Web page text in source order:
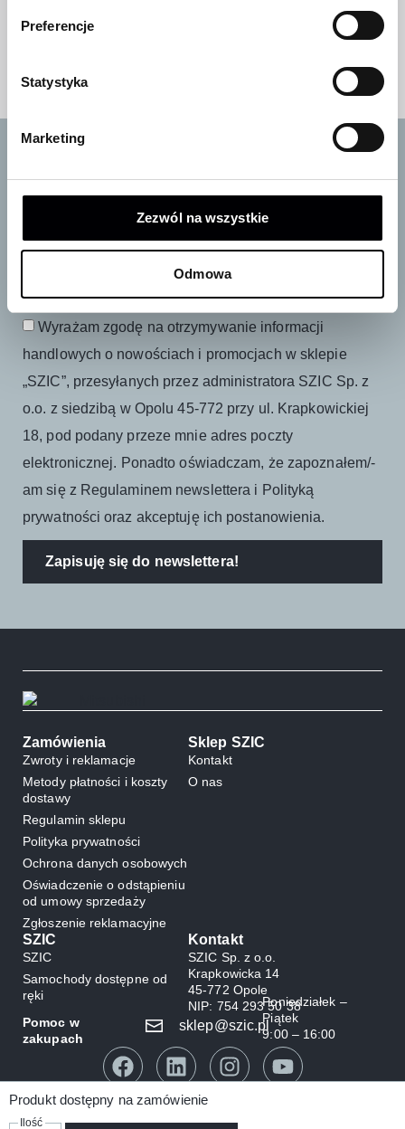
Preferencje
Statystyka
Marketing
Zezwól na wszystkie
Odmowa
Produkt dostępny na zamówienie
2016
Zapisz się do naszego newslettera
promocjami!
Wyrażam zgodę na otrzymywanie informacji
handlowych o nowościach i promocjach w sklepie
„SZIC”, przesyłanych przez administratora SZIC Sp. z
o.o. z siedzibą w Opolu 45-772 przy ul. Krapkowickiej
18, pod podany przeze mnie adres poczty
elektronicznej. Ponadto oświadczam, że zapoznałem/-
am się z Regulaminem newslettera i Polityką
prywatności oraz akceptuję ich postanowienia.
Zapisuję się do newslettera!
Zamówienia
Zwroty i reklamacje
Metody płatności i koszty
dostawy
Regulamin sklepu
Polityka prywatności
Ochrona danych osobowych
Oświadczenie o odstąpieniu
od umowy sprzedaży
Zgłoszenie reklamacyjne
Sklep SZIC
Kontakt
O nas
SZIC
SZIC
Samochody dostępne od
ręki
Kontakt
SZIC Sp. z o.o.
Krapkowicka 14
45-772 Opole
NIP: 754 293 50 38
Pomoc w
zakupach
Poniedziałek –
Piątek
9:00 – 16:00
sklep@szic.pl